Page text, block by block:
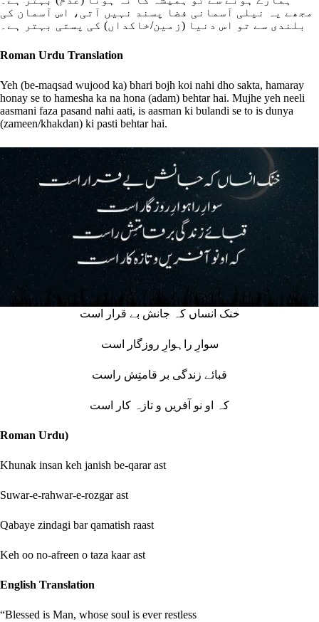
مجھے یہ نیلی آسمانی فضا پسند نہیں آتی، اس آسمان کی
بلندی سے تو اس دنیا (زمین/خاکداں) کی پستی بہتر ہے۔
Roman Urdu Translation
Yeh (be-maqsad wujood ka) bhari bojh koi nahi dho sakta, hamaray
honay se to hamesha ka na hona (adam) behtar hai. Mujhe yeh neeli
aasmani faza pasand nahi aati, is aasman ki bulandi se to is dunya
(zameen/khakdan) ki pasti behtar hai.
خنک انساں کہ جانش بے قرار است
سوارِ راہوارِ روزگار است
قبائے زندگی بر قامتِش راست
کہ او نو آفریں و تازہ کار است
Roman Urdu)
Khunak insan keh janish be-qarar ast
Suwar-e-rahwar-e-rozgar ast
Qabaye zindagi bar qamatish raast
Keh oo no-afreen o taza kaar ast
English Translation
“Blessed is Man, whose soul is ever restless